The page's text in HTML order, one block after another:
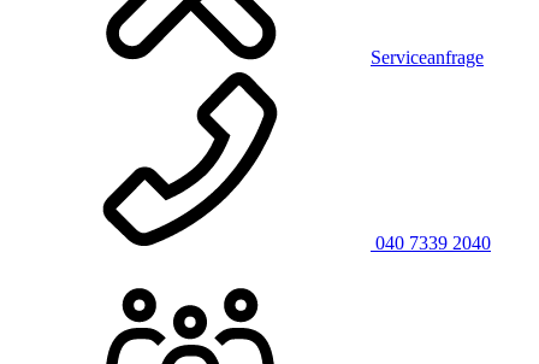
Serviceanfrage
040 7339 2040